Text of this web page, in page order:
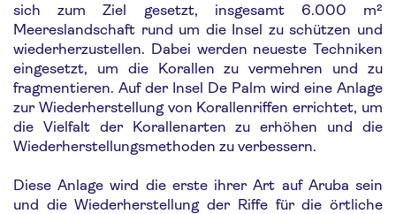
sich zum Ziel gesetzt, insgesamt 6.000 m²
Meereslandschaft rund um die Insel zu schützen und
wiederherzustellen. Dabei werden neueste Techniken
eingesetzt, um die Korallen zu vermehren und zu
fragmentieren. Auf der Insel De Palm wird eine Anlage
zur Wiederherstellung von Korallenriffen errichtet, um
die Vielfalt der Korallenarten zu erhöhen und die
Wiederherstellungsmethoden zu verbessern.
Diese Anlage wird die erste ihrer Art auf Aruba sein
und die Wiederherstellung der Riffe für die örtliche